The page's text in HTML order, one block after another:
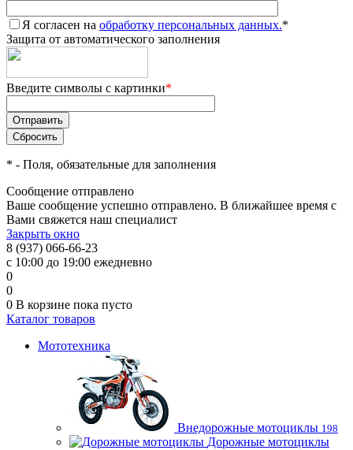
Я согласен на обработку персональных данных.*
Защита от автоматического заполнения
Введите символы с картинки*
* - Поля, обязательные для заполнения
Сообщение отправлено
Ваше сообщение успешно отправлено. В ближайшее время с
Вами свяжется наш специалист
Закрыть окно
8 (937) 066-66-23
с 10:00 до 19:00 ежедневно
0
0
0 В корзине пока пусто
Каталог товаров
Мототехника
Внедорожные мотоциклы 198
Дорожные мотоциклы